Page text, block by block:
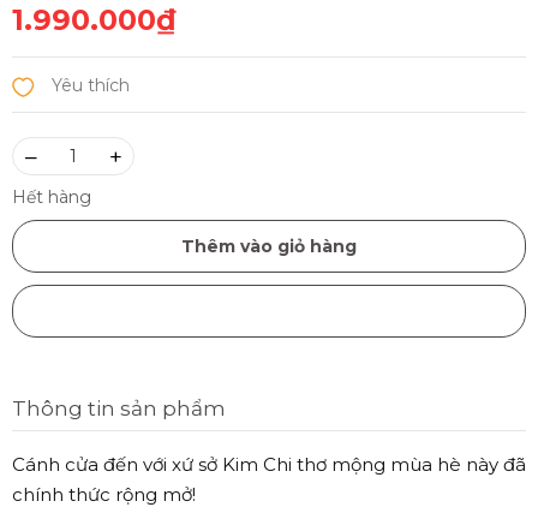
1.990.000₫
– +
Hết hàng
Thêm vào giỏ hàng
Thông tin sản phẩm
Cánh cửa đến với xứ sở Kim Chi thơ mộng mùa hè này đã
chính thức rộng mở!